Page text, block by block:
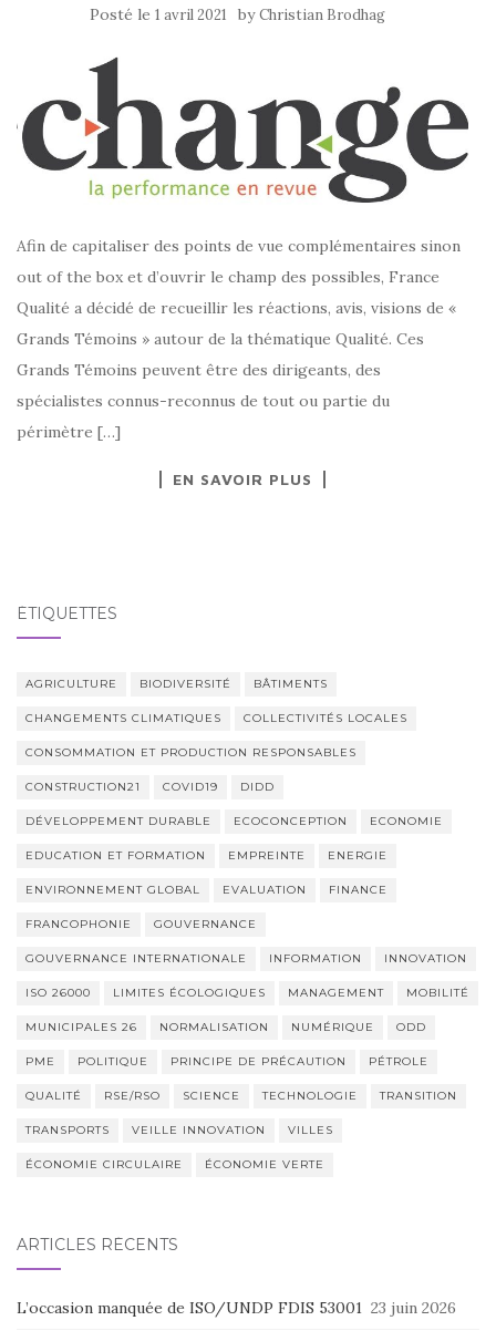
Posté le 1 avril 2021 byChristian Brodhag
Afin de capitaliser des points de vue complémentaires sinon
out of the box et d’ouvrir le champ des possibles, France
Qualité a décidé de recueillir les réactions, avis, visions de «
Grands Témoins » autour de la thématique Qualité. Ces
Grands Témoins peuvent être des dirigeants, des
spécialistes connus-reconnus de tout ou partie du
périmètre […]
EN SAVOIR PLUS
ÉTIQUETTES
AGRICULTURE BIODIVERSITÉ BÂTIMENTS
CHANGEMENTS CLIMATIQUES COLLECTIVITÉS LOCALES
CONSOMMATION ET PRODUCTION RESPONSABLES
CONSTRUCTION21 COVID19 DIDD
DÉVELOPPEMENT DURABLE ECOCONCEPTION ECONOMIE
EDUCATION ET FORMATION EMPREINTE ENERGIE
ENVIRONNEMENT GLOBAL EVALUATION FINANCE
FRANCOPHONIE GOUVERNANCE
GOUVERNANCE INTERNATIONALE INFORMATION INNOVATION
ISO 26000 LIMITES ÉCOLOGIQUES MANAGEMENT MOBILITÉ
MUNICIPALES 26 NORMALISATION NUMÉRIQUE ODD
PME POLITIQUE PRINCIPE DE PRÉCAUTION PÉTROLE
QUALITÉ RSE/RSO SCIENCE TECHNOLOGIE TRANSITION
TRANSPORTS VEILLE INNOVATION VILLES
ÉCONOMIE CIRCULAIRE ÉCONOMIE VERTE
ARTICLES RÉCENTS
L’occasion manquée de ISO/UNDP FDIS 53001 23 juin 2026